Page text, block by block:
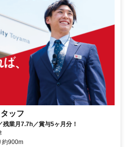
ッフ
業月7.7h／賞与5ヶ月分！
約900m